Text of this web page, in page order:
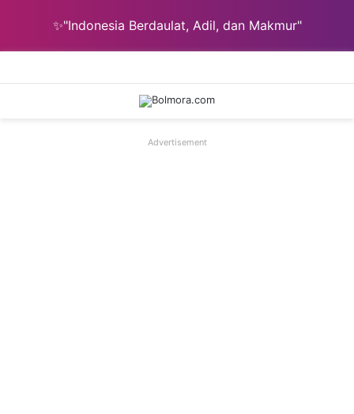
✨"Indonesia Berdaulat, Adil, dan Makmur"
Advertisement